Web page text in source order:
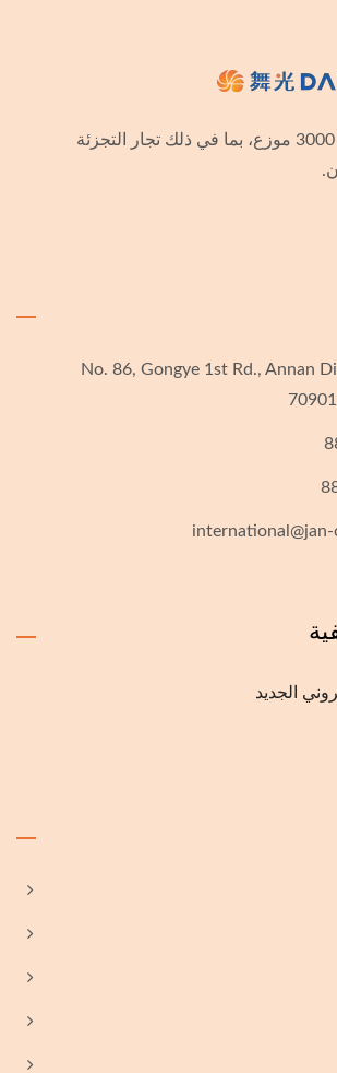
تواصلنا مع أكثر من 3000 موزع، بما في ذلك تجار التجزئة
No. 86, Gongye 1st Rd., Annan
الجديد